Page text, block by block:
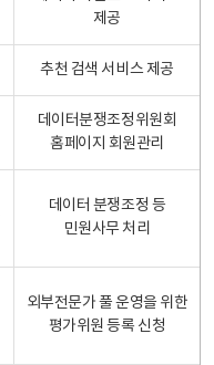
제공
추천 검색 서비스 제공
데이터분쟁조정위원회
홈페이지 회원관리
데이터 분쟁조정 등
민원사무 처리
외부전문가 풀 운영을 위한
평가위원 등록 신청